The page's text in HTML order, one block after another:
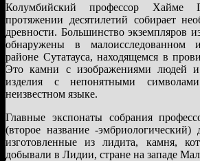
Колумбийский профессор Хайме
протяжении десятилетий собирает
древности. Большинство экземпляров
обнаружены в малоисследованном
районе Сутатауса, находящемся в
Это камни с изображениями людей
изделия с непонятными
неизвестном языке.
Главные экспонаты собрания
(второе название -
изготовленные из лидита, камня,
добывали в Лидии, стране на западе